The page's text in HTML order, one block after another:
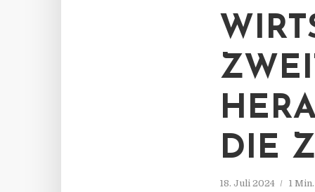
DIE
18. Juli 2024 1